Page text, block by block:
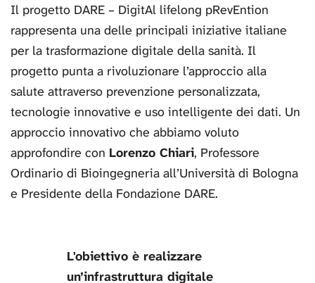
Il progetto DARE – DigitAl lifelong pRevEntion
rappresenta una delle principali iniziative italiane
per la trasformazione digitale della sanità. Il
progetto punta a rivoluzionare l’approccio alla
salute attraverso prevenzione personalizzata,
tecnologie innovative e uso intelligente dei dati. Un
approccio innovativo che abbiamo voluto
approfondire con Lorenzo Chiari, Professore
Ordinario di Bioingegneria all’Università di Bologna
e Presidente della Fondazione DARE.
L'obiettivo è realizzare
un’infrastruttura digitale